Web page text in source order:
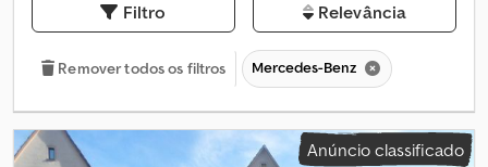
Filtro Relevância
Remover todos os filtros Mercedes-Benz
Anúncio classificado